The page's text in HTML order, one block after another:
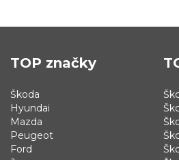
TOP značky
Škoda
Hyundai
Mazda
Peugeot
Ford